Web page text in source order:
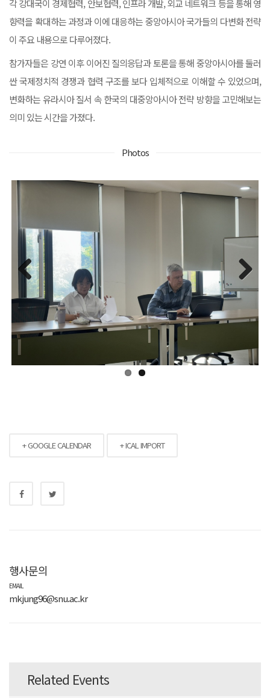
각 강대국이 경제협력, 안보협력, 인프라 개발, 외교 네트워크 등을 통해 영
향력을 확대하는 과정과 이에 대응하는 중앙아시아 국가들의 다변화 전략
이 주요 내용으로 다루어졌다.
참가자들은 강연 이후 이어진 질의응답과 토론을 통해 중앙아시아를 둘러
싼 국제정치적 경쟁과 협력 구조를 보다 입체적으로 이해할 수 있었으며,
변화하는 유라시아 질서 속 한국의 대중앙아시아 전략 방향을 고민해보는
의미 있는 시간을 가졌다.
Photos
Previous Next
+ GOOGLE CALENDAR + ICAL IMPORT
행사문의
EMAIL
mkjung96@snu.ac.kr
Related Events